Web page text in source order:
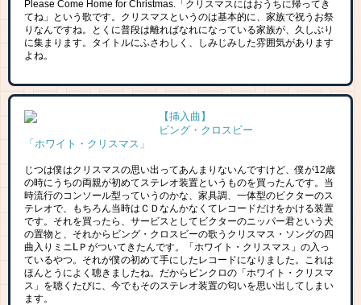
Please Come Home for Christmas.「クリスマスにはおうちに帰ってき
てね」という歌です。クリスマスというのは基本的に、家族で祝うお祭
りなんですね。とくに普段は離ればなれになっている家族が、久しぶり
に集まります。タイトルにふさわしく、しみじみした雰囲気があります
よね。
【挿入曲】
ビング・クロスビー
「ホワイト・クリスマス」
じつは僕はクリスマスの思い出ってあんまりないんですけど、僕が12歳
の時にうちの両親が初めてステレオ装置というものを買ったんです。当
時流行のコンソール型っていうのかな、家具調、一体型のビクターのス
テレオで、もちろん当時はＣＤなんかなくてレコードだけをかける装置
です。それを買ったら、サービスとしてビクターのニッパー君という犬
の置物と、それからビング・クロスビーの歌うクリスマス・ソングの四
曲入りミニⅬＰがついてきたんです。「ホワイト・クリスマス」の入っ
ているやつ。それが僕の初めて手にしたレコードになりました。これは
ほんとうによく聴きましたね。だからビンクロの「ホワイト・クリスマ
ス」を聴くたびに、今でもそのステレオ装置の匂いを思い出してしまい
ます。